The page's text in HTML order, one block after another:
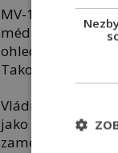
MV-193543-5/
médii
ohledně jejich
Takový rozdíl je
Vládní kandidáti
jako Ing. Tomáš
zaměstnávání